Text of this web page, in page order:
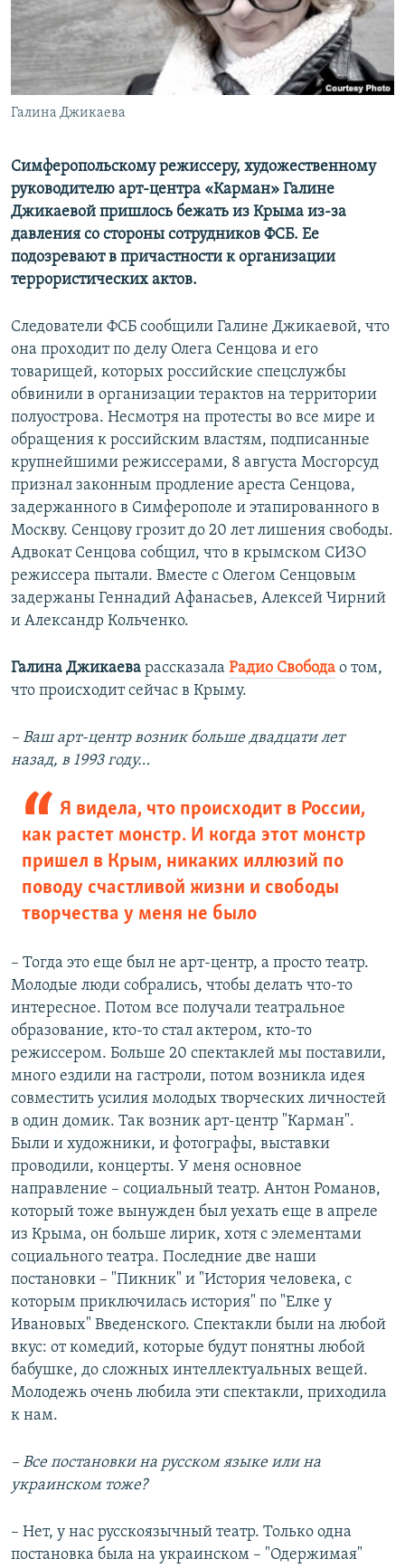
ПОБЕДИТЕЛЕЙ НЕ СУДЯТ?
КРЫМ.НЕПОКОРЕННЫЙ
ELIFBE
УКРАИНСКАЯ ПРОБЛЕМА КРЫМА
ПРИСОЕДИНЯЙТЕСЬ!
Галина Джикаева
Симферопольскому режиссеру, художественному
руководителю арт-центра «Карман» Галине
Джикаевой пришлось бежать из Крыма из-за
давления со стороны сотрудников ФСБ. Ее
подозревают в причастности к организации
террористических актов.
Следователи ФСБ сообщили Галине Джикаевой, что
она проходит по делу Олега Сенцова и его
товарищей, которых российские спецслужбы
обвинили в организации терактов на территории
полуострова. Несмотря на протесты во все мире и
обращения к российским властям, подписанные
крупнейшими режиссерами, 8 августа Мосгорсуд
признал законным продление ареста Сенцова,
задержанного в Симферополе и этапированного в
Москву. Сенцову грозит до 20 лет лишения свободы.
Адвокат Сенцова собщил, что в крымском СИЗО
режиссера пытали. Вместе с Олегом Сенцовым
задержаны Геннадий Афанасьев, Алексей Чирний
и Александр Кольченко.
Галина Джикаева рассказала Радио Свобода о том,
что происходит сейчас в Крыму.
– Ваш арт-центр возник больше двадцати лет
назад, в 1993 году…
Я видела, что происходит в России,
как растет монстр. И когда этот монстр
пришел в Крым, никаких иллюзий по
поводу счастливой жизни и свободы
творчества у меня не было
– Тогда это еще был не арт-центр, а просто театр.
Молодые люди собрались, чтобы делать что-то
интересное. Потом все получали театральное
образование, кто-то стал актером, кто-то
режиссером. Больше 20 спектаклей мы поставили,
много ездили на гастроли, потом возникла идея
совместить усилия молодых творческих личностей
в один домик. Так возник арт-центр "Карман".
Были и художники, и фотографы, выставки
проводили, концерты. У меня основное
направление – социальный театр. Антон Романов,
который тоже вынужден был уехать еще в апреле
из Крыма, он больше лирик, хотя с элементами
социального театра. Последние две наши
постановки – "Пикник" и "История человека, с
которым приключилась история" по "Елке у
Ивановых" Введенского. Спектакли были на любой
вкус: от комедий, которые будут понятны любой
бабушке, до сложных интеллектуальных вещей.
Молодежь очень любила эти спектакли, приходила
к нам.
– Все постановки на русском языке или на
украинском тоже?
– Нет, у нас русскоязычный театр. Только одна
постановка была на украинском – "Одержимая"